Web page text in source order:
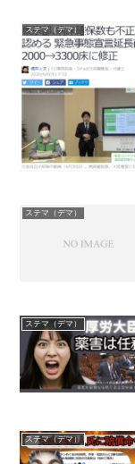
ステマ（デマ）
ステマ（デマ）
ステマ（デマ）
ステマ（デマ）